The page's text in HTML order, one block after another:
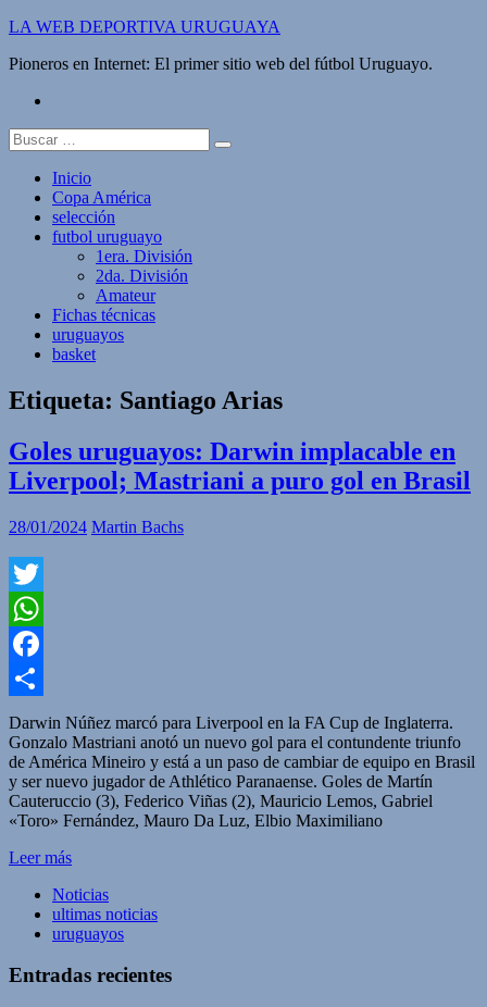
Saltar
contenido
LA WEB DEPORTIVA URUGUAYA
Pioneros en Internet: El primer sitio web del fútbol Uruguayo.
Buscar:
Inicio
Copa América
selección
futbol uruguayo
1era. División
2da. División
Amateur
Fichas técnicas
uruguayos
basket
Etiqueta: Santiago Arias
Goles uruguayos: Darwin implacable en
Liverpool; Mastriani a puro gol en Brasil
28/01/2024 Martin Bachs
Twitter
WhatsApp
Facebook
Compartir
Darwin Núñez marcó para Liverpool en la FA Cup de Inglaterra.
Gonzalo Mastriani anotó un nuevo gol para el contundente triunfo
de América Mineiro y está a un paso de cambiar de equipo en Brasil
y ser nuevo jugador de Athlético Paranaense. Goles de Martín
Cauteruccio (3), Federico Viñas (2), Mauricio Lemos, Gabriel
«Toro» Fernández, Mauro Da Luz, Elbio Maximiliano
Leer más
Noticias
ultimas noticias
uruguayos
Entradas recientes